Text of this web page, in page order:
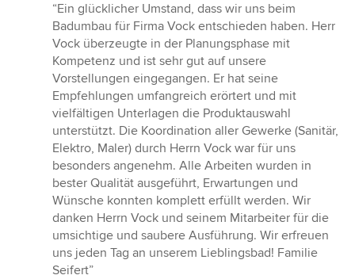
Bewertung:
5
von
5
Sternen
“Ein glücklicher Umstand, dass wir uns beim
Badumbau für Firma Vock entschieden haben. Herr
Vock überzeugte in der Planungsphase mit
Kompetenz und ist sehr gut auf unsere
Vorstellungen eingegangen. Er hat seine
Empfehlungen umfangreich erörtert und mit
vielfältigen Unterlagen die Produktauswahl
unterstützt. Die Koordination aller Gewerke (Sanitär,
Elektro, Maler) durch Herrn Vock war für uns
besonders angenehm. Alle Arbeiten wurden in
bester Qualität ausgeführt, Erwartungen und
Wünsche konnten komplett erfüllt werden. Wir
danken Herrn Vock und seinem Mitarbeiter für die
umsichtige und saubere Ausführung. Wir erfreuen
uns jeden Tag an unserem Lieblingsbad! Familie
Seifert”